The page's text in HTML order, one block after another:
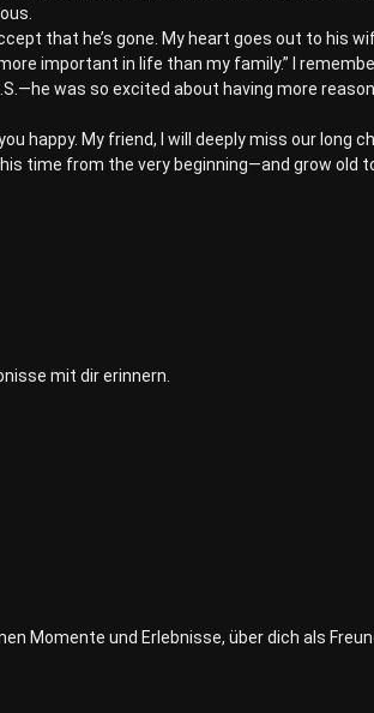
that he’s gone. My heart goes out to his
important in life than my family.” I
was so excited about having more
happy. My friend, I will deeply miss our long
time from the very beginning—and grow old
mit dir erinnern.
Momente und Erlebnisse, über dich als